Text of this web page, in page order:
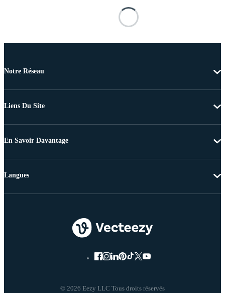
Notre Réseau
Liens Du Site
En Savoir Davantage
© 2026 Eezy LLC Tous droits réservés
Langues